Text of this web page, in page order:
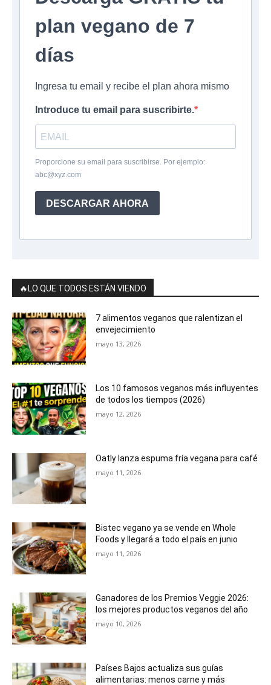
plan vegano de 7
días
Ingresa tu email y recibe el plan ahora mismo
Introduce tu email para suscribirte.
Proporcione su email para suscribirse. Por ejemplo:
abc@xyz.com
DESCARGAR AHORA
🔥LO QUE TODOS ESTÁN VIENDO
7 alimentos veganos que ralentizan el
envejecimiento
mayo 13, 2026
Los 10 famosos veganos más influyentes
de todos los tiempos (2026)
mayo 12, 2026
Oatly lanza espuma fría vegana para café
mayo 11, 2026
Bistec vegano ya se vende en Whole
Foods y llegará a todo el país en junio
mayo 11, 2026
Ganadores de los Premios Veggie 2026:
los mejores productos veganos del año
mayo 10, 2026
Países Bajos actualiza sus guías
alimentarias: menos carne y más